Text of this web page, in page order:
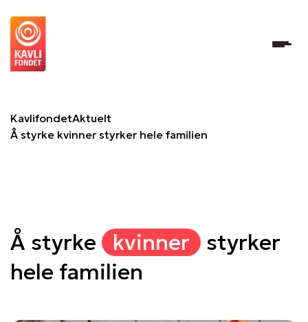
KavlifondetAktuelt
Å styrke kvinner styrker hele familien
Å styrke kvinner
styrker
hele familien